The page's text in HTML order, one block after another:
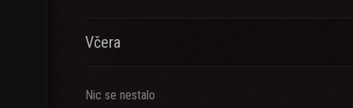
Včera
Nic se nestalo